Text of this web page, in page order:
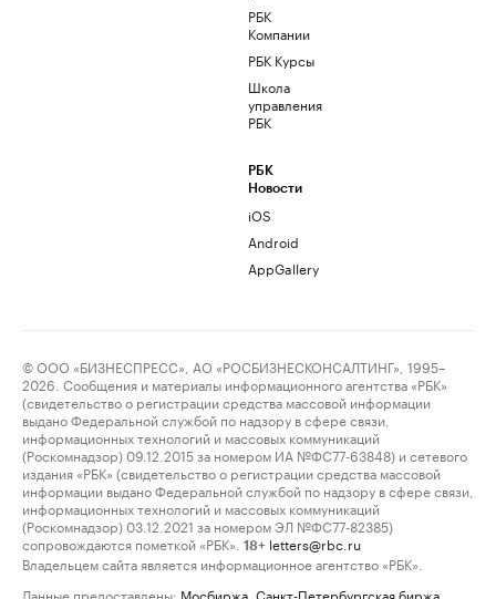
РБК
Компании
РБК Курсы
Школа
управления
РБК
РБК
Новости
iOS
Android
AppGallery
© ООО «БИЗНЕСПРЕСС», АО «РОСБИЗНЕСКОНСАЛТИНГ», 1995–
2026. Сообщения и материалы информационного агентства «РБК»
(свидетельство о регистрации средства массовой информации
выдано Федеральной службой по надзору в сфере связи,
информационных технологий и массовых коммуникаций
(Роскомнадзор) 09.12.2015 за номером ИА №ФС77-63848) и сетевого
издания «РБК» (свидетельство о регистрации средства массовой
информации выдано Федеральной службой по надзору в сфере связи,
информационных технологий и массовых коммуникаций
(Роскомнадзор) 03.12.2021 за номером ЭЛ №ФС77-82385)
сопровождаются пометкой «РБК».
18+ letters@rbc.ru
Владельцем сайта является информационное агентство «РБК».
Данные предоставлены: Мосбиржа Санкт-Петербургская биржа